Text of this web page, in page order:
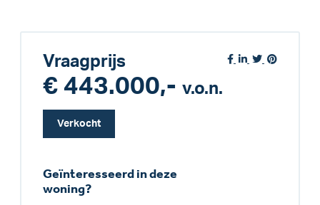
Vraagprijs
€ 443.000,- v.o.n.
Verkocht
Geïnteresseerd in deze
woning?